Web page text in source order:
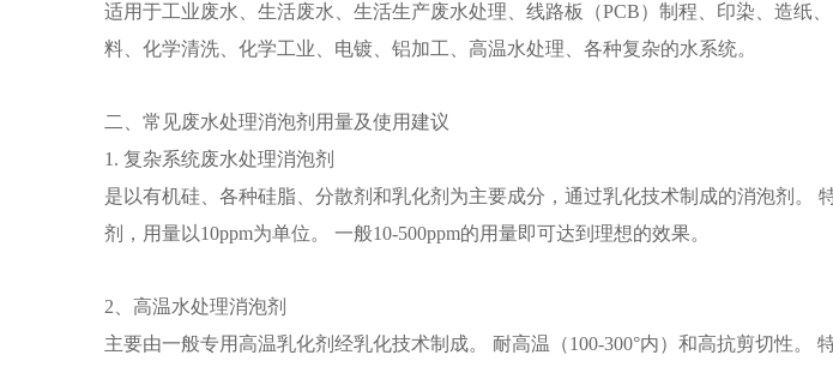
适用于工业废水、生活废水、生活生产废水处理、线路板（PCB）制程、印染、造纸
料、化学清洗、化学工业、电镀、铝加工、高温水处理、各种复杂的水系统。
二、常见废水处理消泡剂用量及使用建议
1. 复杂系统废水处理消泡剂
是以有机硅、各种硅脂、分散剂和乳化剂为主要成分，通过乳化技术制成的消泡剂。
剂，用量以10ppm为单位。 一般10-500ppm的用量即可达到理想的效果。
2、高温水处理消泡剂
主要由一般专用高温乳化剂经乳化技术制成。 耐高温（100-300°内）和高抗剪切性